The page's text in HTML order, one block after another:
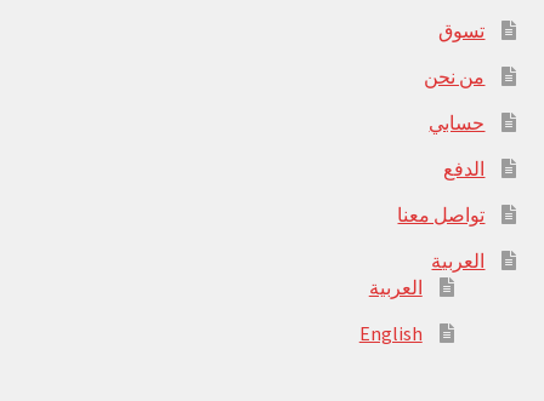
تسوق
من نحن
حسابي
الدفع
تواصل معنا
العربية
العربية
English